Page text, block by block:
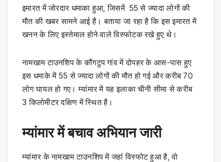
इमारत में जोरदार धमाका हुआ, जिसमें 55 से ज्यादा लोगों की
मौत की खबर सामने आई है। बताया जा रहा है कि इस इमारत में
खनन के लिए इस्तेमाल होने वाले विस्फोटक रखे हुए थे।
नामखाम टाउनशिप के कौंगटुप गांव में दोपहर के आस-पास हुए
इस धमाके में 55 से ज्यादा लोगों की मौत हो गई और करीब 70
लोग घायल हो गए। म्यांमार में यह इलाका चीनी सीमा से करीब
3 किलोमीटर दक्षिण में स्थित है।
म्यांमार में बचाव अभियान जारी
म्यांमार के नामखाम टाउनशिप में जहां विस्फोट हुआ है, वो